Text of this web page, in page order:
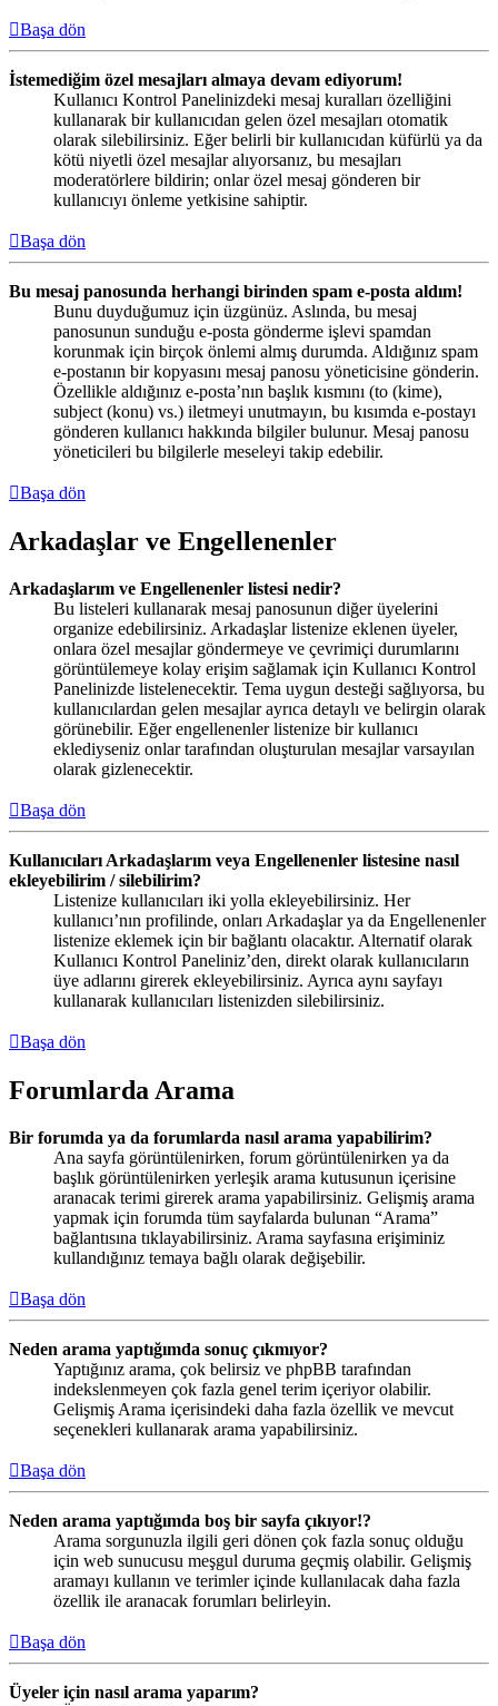
Başa dön
İstemediğim özel mesajları almaya devam ediyorum!
Kullanıcı Kontrol Panelinizdeki mesaj kuralları özelliğini
kullanarak bir kullanıcıdan gelen özel mesajları otomatik
olarak silebilirsiniz. Eğer belirli bir kullanıcıdan küfürlü ya da
kötü niyetli özel mesajlar alıyorsanız, bu mesajları
moderatörlere bildirin; onlar özel mesaj gönderen bir
kullanıcıyı önleme yetkisine sahiptir.
Başa dön
Bu mesaj panosunda herhangi birinden spam e-posta aldım!
Bunu duyduğumuz için üzgünüz. Aslında, bu mesaj
panosunun sunduğu e-posta gönderme işlevi spamdan
korunmak için birçok önlemi almış durumda. Aldığınız spam
e-postanın bir kopyasını mesaj panosu yöneticisine gönderin.
Özellikle aldığınız e-posta’nın başlık kısmını (to (kime),
subject (konu) vs.) iletmeyi unutmayın, bu kısımda e-postayı
gönderen kullanıcı hakkında bilgiler bulunur. Mesaj panosu
yöneticileri bu bilgilerle meseleyi takip edebilir.
Başa dön
Arkadaşlar ve Engellenenler
Arkadaşlarım ve Engellenenler listesi nedir?
Bu listeleri kullanarak mesaj panosunun diğer üyelerini
organize edebilirsiniz. Arkadaşlar listenize eklenen üyeler,
onlara özel mesajlar göndermeye ve çevrimiçi durumlarını
görüntülemeye kolay erişim sağlamak için Kullanıcı Kontrol
Panelinizde listelenecektir. Tema uygun desteği sağlıyorsa, bu
kullanıcılardan gelen mesajlar ayrıca detaylı ve belirgin olarak
görünebilir. Eğer engellenenler listenize bir kullanıcı
eklediyseniz onlar tarafından oluşturulan mesajlar varsayılan
olarak gizlenecektir.
Başa dön
Kullanıcıları Arkadaşlarım veya Engellenenler listesine nasıl
ekleyebilirim / silebilirim?
Listenize kullanıcıları iki yolla ekleyebilirsiniz. Her
kullanıcı’nın profilinde, onları Arkadaşlar ya da Engellenenler
listenize eklemek için bir bağlantı olacaktır. Alternatif olarak
Kullanıcı Kontrol Paneliniz’den, direkt olarak kullanıcıların
üye adlarını girerek ekleyebilirsiniz. Ayrıca aynı sayfayı
kullanarak kullanıcıları listenizden silebilirsiniz.
Başa dön
Forumlarda Arama
Bir forumda ya da forumlarda nasıl arama yapabilirim?
Ana sayfa görüntülenirken, forum görüntülenirken ya da
başlık görüntülenirken yerleşik arama kutusunun içerisine
aranacak terimi girerek arama yapabilirsiniz. Gelişmiş arama
yapmak için forumda tüm sayfalarda bulunan “Arama”
bağlantısına tıklayabilirsiniz. Arama sayfasına erişiminiz
kullandığınız temaya bağlı olarak değişebilir.
Başa dön
Neden arama yaptığımda sonuç çıkmıyor?
Yaptığınız arama, çok belirsiz ve phpBB tarafından
indekslenmeyen çok fazla genel terim içeriyor olabilir.
Gelişmiş Arama içerisindeki daha fazla özellik ve mevcut
seçenekleri kullanarak arama yapabilirsiniz.
Başa dön
Neden arama yaptığımda boş bir sayfa çıkıyor!?
Arama sorgunuzla ilgili geri dönen çok fazla sonuç olduğu
için web sunucusu meşgul duruma geçmiş olabilir. Gelişmiş
aramayı kullanın ve terimler içinde kullanılacak daha fazla
özellik ile aranacak forumları belirleyin.
Başa dön
Üyeler için nasıl arama yaparım?